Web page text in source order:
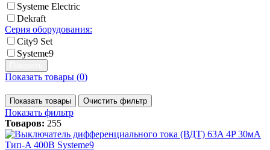
Systeme Electric
Dekraft
Серия оборудования:
City9 Set
Systeme9
Показать товары (0)
Показать товары Очистить фильтр
Показать фильтр
Товаров: 255